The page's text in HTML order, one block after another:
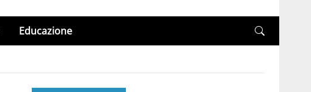
Educazione